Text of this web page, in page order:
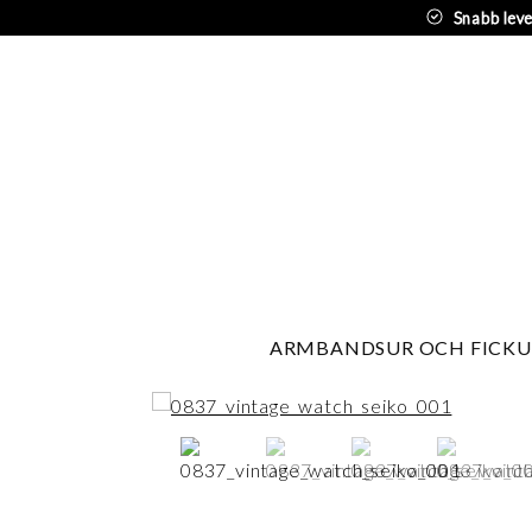
Snabb
ARMBANDSUR OCH